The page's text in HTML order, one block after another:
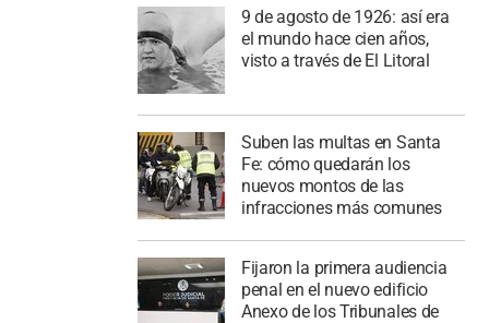
9 de agosto de 1926: así era
el mundo hace cien años,
visto a través de El Litoral
Suben las multas en Santa
Fe: cómo quedarán los
nuevos montos de las
infracciones más comunes
Fijaron la primera audiencia
penal en el nuevo edificio
Anexo de los Tribunales de